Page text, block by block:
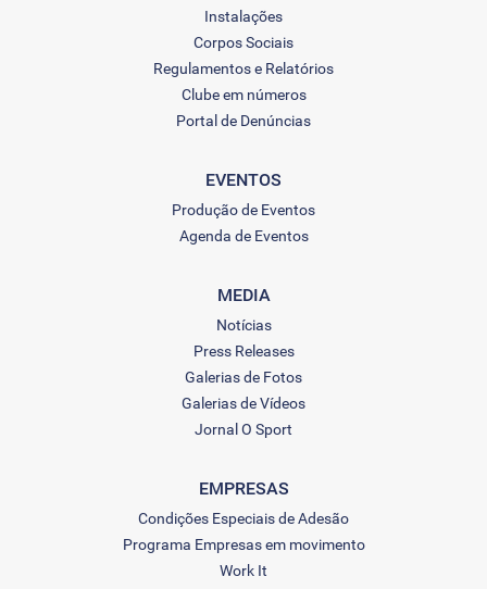
Instalações
Corpos Sociais
Regulamentos e Relatórios
Clube em números
Portal de Denúncias
EVENTOS
Produção de Eventos
Agenda de Eventos
MEDIA
Notícias
Press Releases
Galerias de Fotos
Galerias de Vídeos
Jornal O Sport
EMPRESAS
Condições Especiais de Adesão
Programa Empresas em movimento
Work It